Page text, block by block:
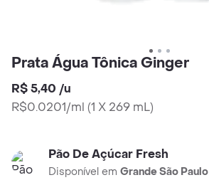
Prata Água Tônica Ginger
R$ 5,40 /u
R$0.0201/ml (1 X 269 mL)
Pão De Açúcar Fresh
Disponível em Grande São Paulo